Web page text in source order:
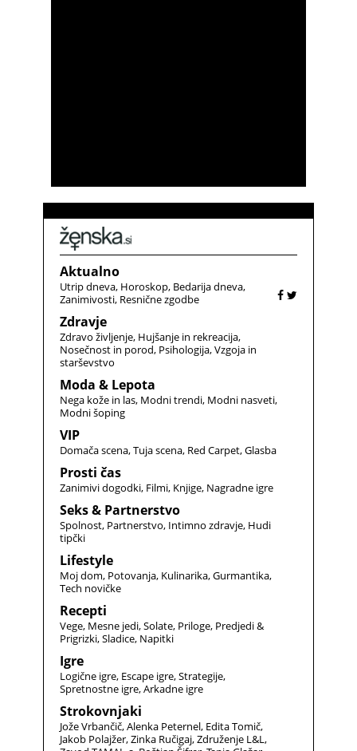
Aktualno
Utrip dneva Horoskop Bedarija dneva
Zanimivosti Resnične zgodbe
Zdravje
Zdravo življenje Hujšanje in rekreacija
Nosečnost in porod Psihologija Vzgoja in
starševstvo
Moda & Lepota
Nega kože in las Modni trendi Modni nasveti
Modni šoping
VIP
Domača scena Tuja scena Red Carpet Glasba
Prosti čas
Zanimivi dogodki Filmi Knjige Nagradne igre
Seks & Partnerstvo
Spolnost Partnerstvo Intimno zdravje Hudi
tipčki
Lifestyle
Moj dom Potovanja Kulinarika Gurmantika
Tech novičke
Recepti
Vege Mesne jedi Solate Priloge Predjedi &
Prigrizki Sladice Napitki
Igre
Logične igre Escape igre Strategije
Spretnostne igre Arkadne igre
Strokovnjaki
Jože Vrbančič Alenka Peternel Edita Tomič
Jakob Polajžer Zinka Ručigaj Združenje L&L